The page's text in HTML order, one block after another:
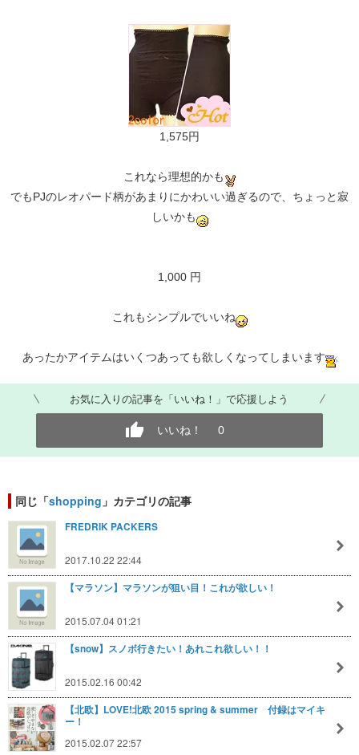
1,575円
これなら理想的かも
でもPJのレオパード柄があまりにかわいい過ぎるので、ちょっと寂
しいかも
1,000 円
これもシンプルでいいね
あったかアイテムはいくつあっても欲しくなってしまいます
お気に入りの記事を「いいね！」で応援しよう
いいね！ 0
同じ「shopping 」カテゴリの記事
FREDRIK PACKERS
2017.10.22 22:44
【マラソン】マラソンが狙い目！これが欲しい！
2015.07.04 01:21
【snow】スノボ行きたい！あれこれ欲しい！！
2015.02.16 00:42
【北欧】LOVE!北欧 2015 spring & summer 付録はマイキ
ー！
2015.02.07 22:57